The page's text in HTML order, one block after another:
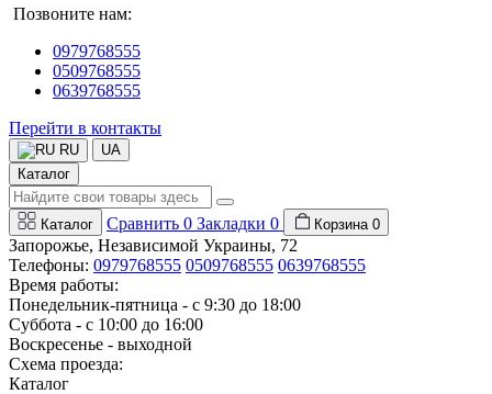
Позвоните нам:
0979768555
0509768555
0639768555
Перейти в контакты
RU
UA
Каталог
Каталог Сравнить 0 Закладки 0 Корзина 0
Запорожье, Независимой Украины, 72
Телефоны: 0979768555 0509768555 0639768555
Время работы:
Понедельник-пятница - с 9:30 до 18:00
Суббота - с 10:00 до 16:00
Воскресенье - выходной
Схема проезда:
Каталог